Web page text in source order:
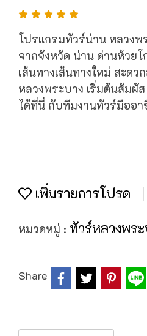
โปรแกรมทัวร์น่าน หลวงพ
จากจังหวัด น่าน ด่านห้วยโ
เส้นทางเส้นทางใหม่ สะดว
หลวงพระบาง เริ่มต้นสัมผั
ได้ที่นี่ กับทีมงานทัวร์มืออา
เพิ่มรายการโปรด
หมวดหมู่ : ทัวร์หลวงพร
Share